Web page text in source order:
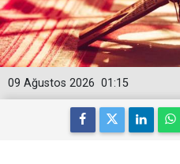
01:15
09 Ağustos 2026